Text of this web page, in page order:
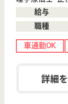
サービス紹介
クリックジョ